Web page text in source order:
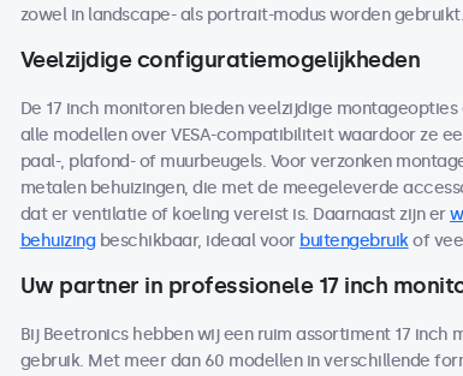
zowel in landscape- als portrait-modus worden gebruikt.
Veelzijdige configuratiemogelijkheden
De 17 inch monitoren bieden veelzijdige
alle modellen over VESA-compatibiliteit waardoor ze
paal-, plafond- of muurbeugels. Voor verzonken
metalen behuizingen, die met de meegeleverde
dat er ventilatie of koeling vereist is. Daarnaast zijn er
behuizing beschikbaar, ideaal voor buitengebruikof
Uw partner in professionele 17 inch
Bij Beetronics hebben wij een ruim assortiment 17
gebruik. Met meer dan 60 modellen in verschillende